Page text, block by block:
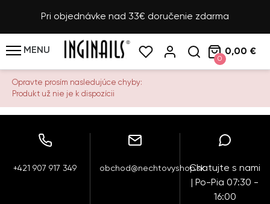
Pri objednávke nad 33€ doručenie zdarma
MENU
0
0,00 €
Opravte prosím nasledujúce chyby:
Produkt už nie je k dispozícii
+421 907 917 349 obchod@nechtovyshop.skChatujte s nami
| Po-Pia 07:30 -
16:00